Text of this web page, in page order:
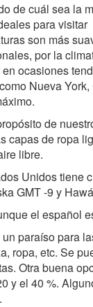
de cuál sea la
para visitar
son más
por la
ocasiones
Nueva
de
de ropa
libre.
Unidos tiene
GMT -9 y
el español
paraíso para
ropa, etc. Se
Otra buena
y el 40 %.